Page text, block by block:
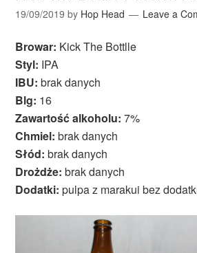
19/09/2019 by Hop Head Leave a
Browar: Kick The Bottlle
Styl: IPA
IBU: brak danych
Blg: 16
Zawartość alkoholu: 7%
Chmiel: brak danych
Słód: brak danych
Drożdże: brak danych
Dodatki: pulpa z marakui bez